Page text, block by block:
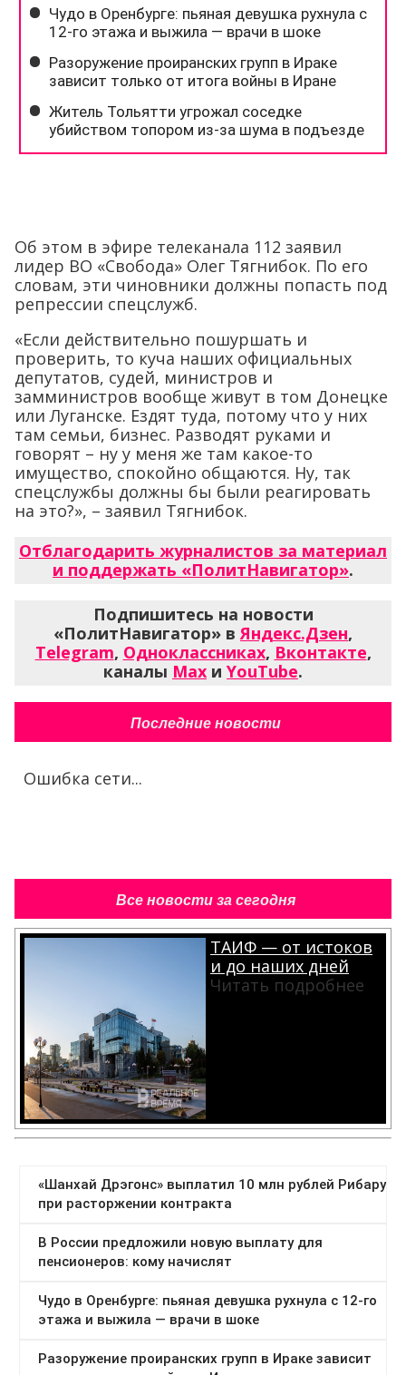
Об этом в эфире телеканала 112 заявил
лидер ВО «Свобода» Олег Тягнибок. По его
словам, эти чиновники должны попасть под
репрессии спецслужб.
«Если действительно пошуршать и
проверить, то куча наших официальных
депутатов, судей, министров и
замминистров вообще живут в том Донецке
или Луганске. Ездят туда, потому что у них
там семьи, бизнес. Разводят руками и
говорят – ну у меня же там какое-то
имущество, спокойно общаются. Ну, так
спецслужбы должны бы были реагировать
на это?», – заявил Тягнибок.
Отблагодарить журналистов за материал
и поддержать «ПолитНавигатор».
Подпишитесь на новости
«ПолитНавигатор» вЯндекс.Дзен,
Telegram, Одноклассниках, Вконтакте,
каналы Max и YouTube.
Последние новости
Ошибка сети...
Все новости за сегодня
ТАИФ — от истоков
и до наших дней
Читать подробнее